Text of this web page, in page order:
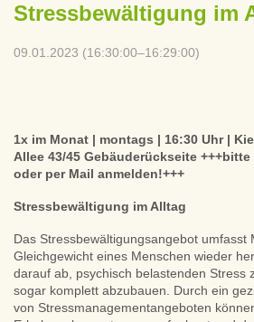
Stressbewältigung im
09.01.2023 (16:30:00–16:29:00)
1x im Monat | montags | 16:30 Uhr |
Allee 43/45 Gebäuderückseite
oder per Mail anmelden!+++
Stressbewältigung im Alltag
Das Stressbewältigungsangebot umfasst
Gleichgewicht eines Menschen wieder
darauf ab, psychisch belastenden Stress
sogar komplett abzubauen. Durch ein
von Stressmanagementangeboten